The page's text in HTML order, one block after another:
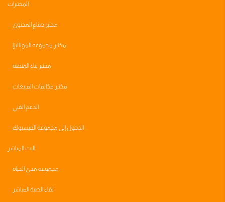
المختبرات
مختبر صناع المحتوى
مختبر مجموعه الموناليزا
مختبر بناء المنصه
مختبر مكالمات المبيعات
الدعم الفني
الدخول إلى مجموعة الفيسبوك
البث المباشر
مجموعه مدى الحياه
لقاء الصبة المباشر